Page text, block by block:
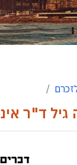
ד"ר